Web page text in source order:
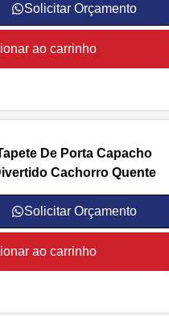
Solicitar Orçamento
ao carrinho
De Porta Capacho
Cachorro Quente
Solicitar Orçamento
ao carrinho